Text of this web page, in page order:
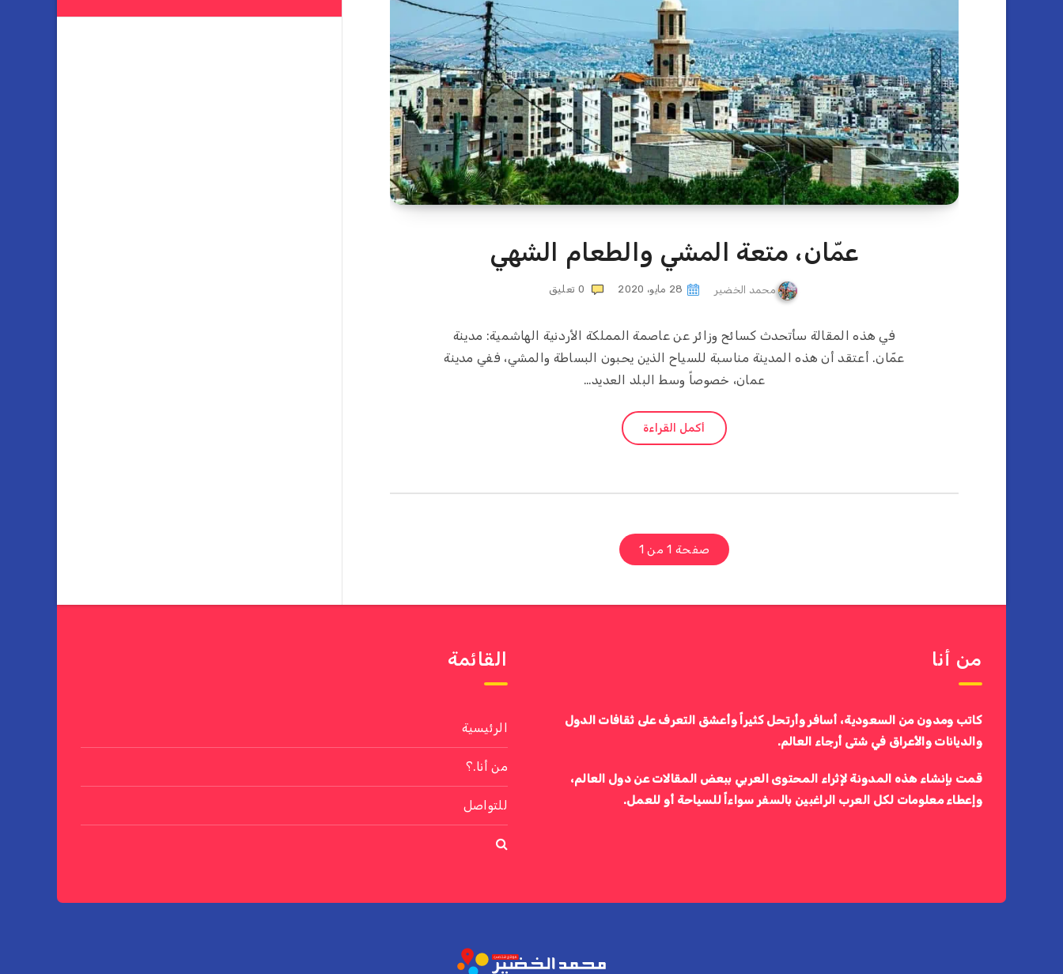
عمّان، متعة المشي والطعام الشهي
محمد الخضير 28 مايو، 2020 0 تعليق
في هذه المقالة سأتحدث كسائح وزائر عن عاصمة المملكة الأردنية الهاشمية: مدينة
عمّان. أعتقد أن هذه المدينة مناسبة للسياح الذين يحبون البساطة والمشي، ففي مدينة
عمان، خصوصاً وسط البلد العديد…
أكمل القراءة
صفحة 1 من 1
من أنا
كاتب ومدون من السعودية، أسافر وأرتحل كثيراً وأعشق التعرف على ثقافات الدول
والديانات والأعراق في شتى أرجاء العالم.
قمت بإنشاء هذه المدونة لإثراء المحتوى العربي ببعض المقالات عن دول العالم،
وإعطاء معلومات لكل العرب الراغبين بالسفر سواءاً للسياحة أو للعمل.
القائمة
الرئيسية
من أنا.؟
للتواصل